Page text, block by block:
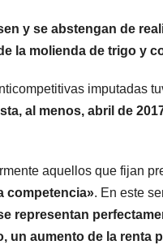
y se abstengan de
la molienda de trigo y
imputadas
al menos, abril de
aquellos que fijan
competencia». En este
representan
un aumento de la renta